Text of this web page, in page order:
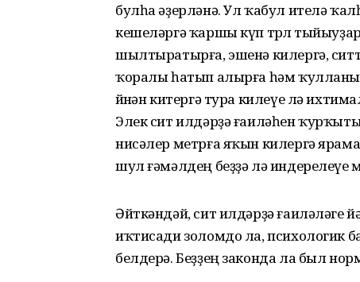
булһа әҙерләнә. Ул ҡабул ителә
кешеләргә ҡаршы күп төрлө
шылтыратырға, эшенә килергә,
ҡоралы һатып алырға һәм
өйөнән китергә тура килеүе лә
Элек сит илдәрҙә ғаиләһен
нисәлер метрға яҡын килергә
шул ғәмәлдең беҙҙә лә индерелеүе
Әйткәндәй, сит илдәрҙә ғаиләләге
иҡтисади золомдо ла,
белдерә. Беҙҙең законда ла был